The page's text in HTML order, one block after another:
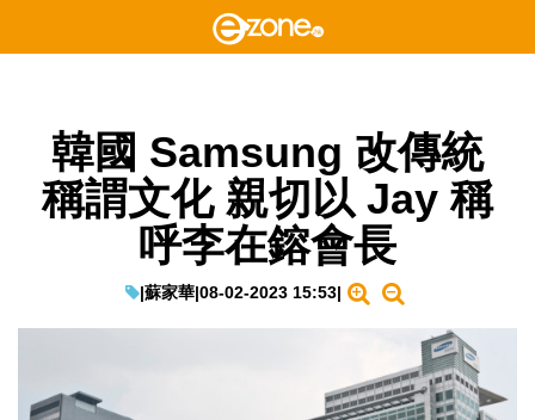
韓國 Samsung 改傳統
稱謂文化 親切以 Jay 稱
呼李在鎔會長
|蘇家華|08-02-2023 15:53|